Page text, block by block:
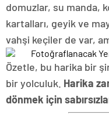
domuzlar, su manda,
kartalları, geyik ve
vahşi keçiler de var,
Özetle, bu harika bir
bir yolculuk. Harika
dönmek için